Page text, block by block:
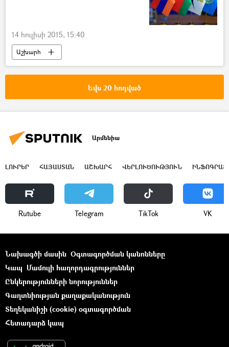
14 հուլիսի 2015, 15:40
Աշխարհ
Եվս 20 հոդված
Արմենիա
ԼՈՒՐԵՐ ՀԱՅԱՍՏԱՆ ԱՇԽԱՐՀ ՎԵՐԼՈՒԾՈՒԹՅՈՒՆ
Rutube Telegram ТikТоk VK
Նախագծի մասին Օգտագործման կանոնները
Կապ Մամուլի հաղորդագրություններ
Ընկերությունների նորություններ
Գաղտնիության քաղաքականություն
Տեղեկանիշի (cookie) օգտագործման
Հետադարձ կապ